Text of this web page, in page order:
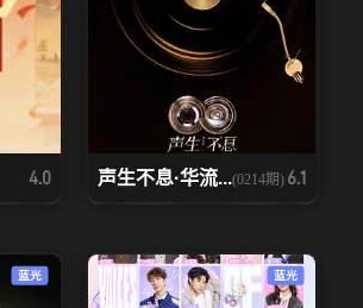
4.0 声生不息·华流...(0214期) 6.1
蓝光 蓝光